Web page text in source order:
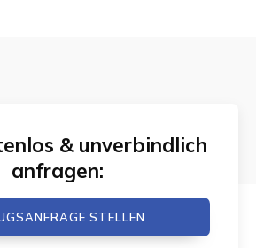
& unverbindlich
anfragen:
STELLEN